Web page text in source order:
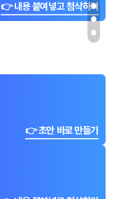
👉 내용 붙여넣고 첨삭하기
👉 초안 바로 만들기